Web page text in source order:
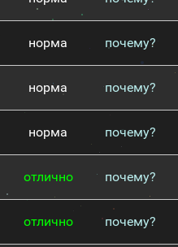
норма почему?
норма почему?
норма почему?
отлично почему?
отлично почему?